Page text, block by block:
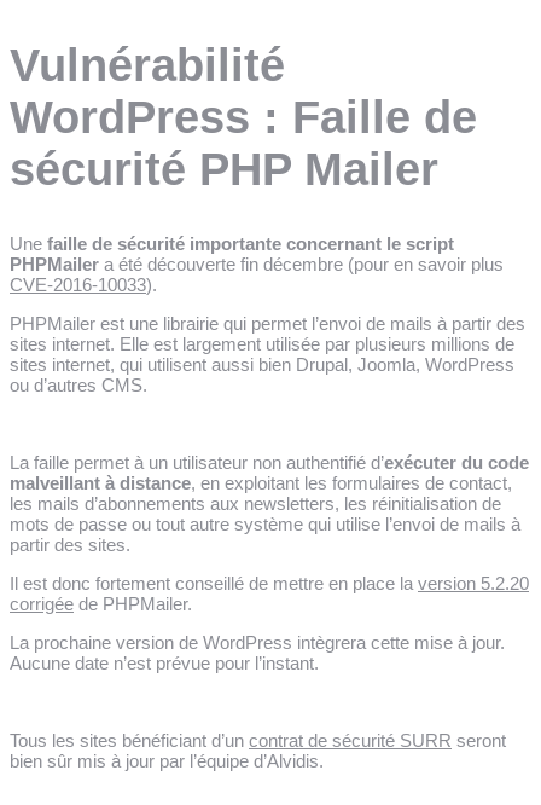
Vulnérabilité
WordPress : Faille de
sécurité PHP Mailer
Une faille de sécurité importante concernant le script
PHPMailer a été découverte fin décembre (pour en savoir plus
CVE-2016-10033).
PHPMailer est une librairie qui permet l’envoi de mails à partir des
sites internet. Elle est largement utilisée par plusieurs millions de
sites internet, qui utilisent aussi bien Drupal, Joomla, WordPress
ou d’autres CMS.
La faille permet à un utilisateur non authentifié d’exécuter du code
malveillant à distance, en exploitant les formulaires de contact,
les mails d’abonnements aux newsletters, les réinitialisation de
mots de passe ou tout autre système qui utilise l’envoi de mails à
partir des sites.
Il est donc fortement conseillé de mettre en place la version 5.2.20
corrigée de PHPMailer.
La prochaine version de WordPress intègrera cette mise à jour.
Aucune date n’est prévue pour l’instant.
Tous les sites bénéficiant d’un contrat de sécurité SURR seront
bien sûr mis à jour par l’équipe d’Alvidis.